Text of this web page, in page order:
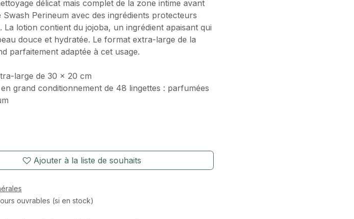
délicat mais complet de la zone intime avant
Swash Perineum avec des ingrédients protecteurs
La lotion contient du jojoba, un ingrédient apaisant qui
douce et hydratée. Le format extra-large de la
parfaitement adaptée à cet usage.
large de 30 x 20 cm
grand conditionnement de 48 lingettes : parfumées
Ajouter à la liste de souhaits
ouvrables (si en stock)